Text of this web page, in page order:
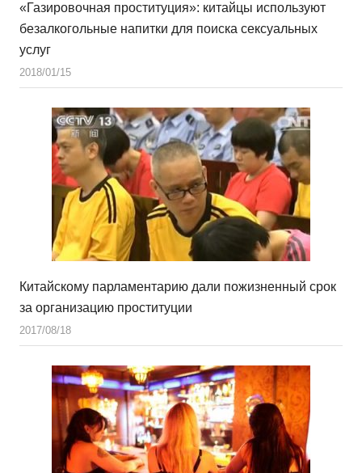
«Газировочная проституция»: китайцы используют
безалкогольные напитки для поиска сексуальных
услуг
2018/01/15
Китайскому парламентарию дали пожизненный срок
за организацию проституции
2017/08/18